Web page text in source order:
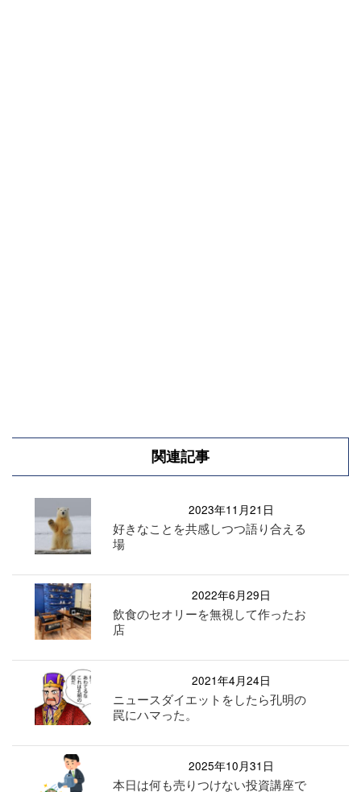
関連記事
2023年11月21日
好きなことを共感しつつ語り合える
場
2022年6月29日
飲食のセオリーを無視して作ったお
店
2021年4月24日
ニュースダイエットをしたら孔明の
罠にハマった。
2025年10月31日
本日は何も売りつけない投資講座で